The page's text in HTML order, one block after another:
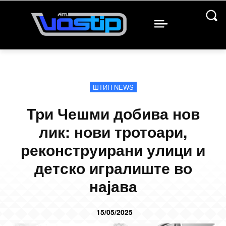
ШТИП NEWS
Три Чешми добива нов
лик: нови тротоари,
реконструирани улици и
детско игралиште во
најава
15/05/2025